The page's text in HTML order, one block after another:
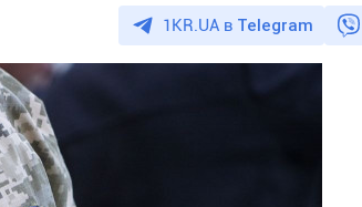
1KR.UA в Telegram